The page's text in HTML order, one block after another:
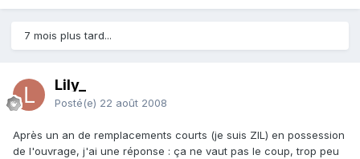
7 mois plus tard...
Lily_
Posté(e) 22 août 2008
Après un an de remplacements courts (je suis ZIL) en possession
de l'ouvrage, j'ai une réponse : ça ne vaut pas le coup, trop peu